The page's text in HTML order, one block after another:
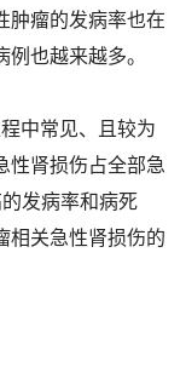
肿瘤的发病率也在
也越来越多。
中常见、且较为
性肾损伤占全部急
发病率和病死
相关急性肾损伤的